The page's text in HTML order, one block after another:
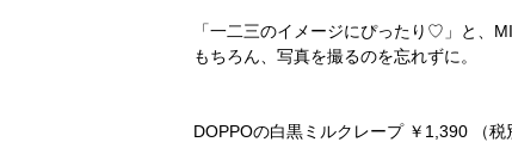
「一二三のイメージにぴったり♡」と、
もちろん、写真を撮るのを忘れずに。
DOPPOの白黒ミルクレープ ￥1,390 （税